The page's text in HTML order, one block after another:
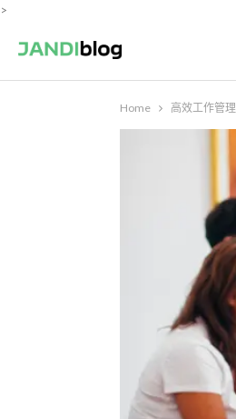
>
Home 高效工作管理